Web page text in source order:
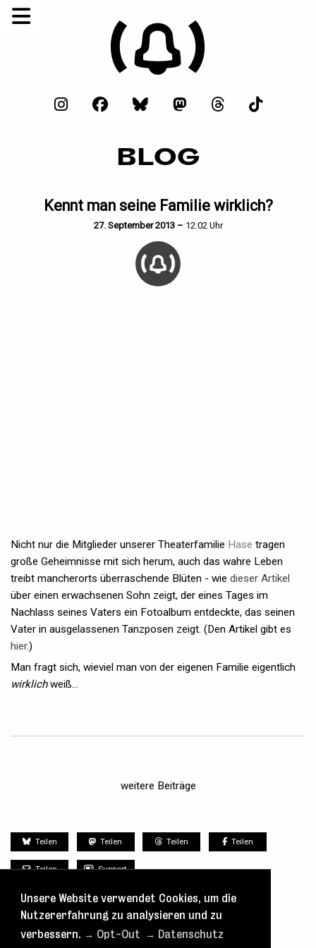
Unsere Website verwendet Cookies, um die
Nutzererfahrung zu analysieren und zu
verbessern. → Opt-Out → Datenschutz
BLOG
Kennt man seine Familie wirklich?
27. September 2013 – 12:02 Uhr
Nicht nur die Mitglieder unserer Theaterfamilie Hase tragen
große Geheimnisse mit sich herum, auch das wahre Leben
treibt mancherorts überraschende Blüten - wie dieser Artikel
über einen erwachsenen Sohn zeigt, der eines Tages im
Nachlass seines Vaters ein Fotoalbum entdeckte, das seinen
Vater in ausgelassenen Tanzposen zeigt. (Den Artikel gibt es
hier.)
Man fragt sich, wieviel man von der eigenen Familie eigentlich
wirklichweiß...
weitere Beiträge
Teilen Teilen Teilen Teilen
Teilen Support